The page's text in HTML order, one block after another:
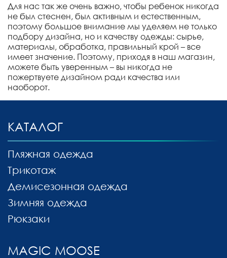
Для нас так же очень важно, чтобы ребенок никогда
не был стеснен, был активным и естественным,
поэтому большое внимание мы уделяем не только
подбору дизайна, но и качеству одежды: сырье,
материалы, обработка, правильный крой – все
имеет значение. Поэтому, приходя в наш магазин,
можете быть уверенным – вы никогда не
пожертвуете дизайном ради качества или
наоборот.
MAGIC MOOSE
КАТАЛОГ
Пляжная одежда
Трикотаж
Демисезонная одежда
Зимняя одежда
Рюкзаки